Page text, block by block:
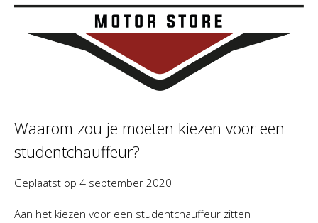
Waarom zou je moeten kiezen voor een
studentchauffeur?
Geplaatst op 4 september 2020
Aan het kiezen voor een studentchauffeur zitten